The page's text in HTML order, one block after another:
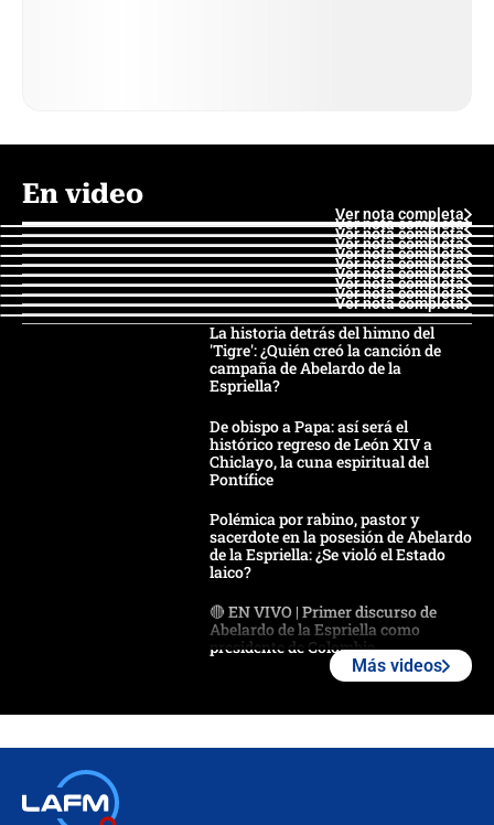
En video
Ver nota completa
Ver nota completa
Ver nota completa
Ver nota completa
Ver nota completa
Ver nota completa
Ver nota completa
Ver nota completa
Ver nota completa
Ver nota completa
La historia detrás del himno del
'Tigre': ¿Quién creó la canción de
campaña de Abelardo de la
Espriella?
De obispo a Papa: así será el
histórico regreso de León XIV a
Chiclayo, la cuna espiritual del
Pontífice
Polémica por rabino, pastor y
sacerdote en la posesión de Abelardo
de la Espriella: ¿Se violó el Estado
laico?
🔴 EN VIVO | Primer discurso de
Abelardo de la Espriella como
presidente de Colombia
Más videos